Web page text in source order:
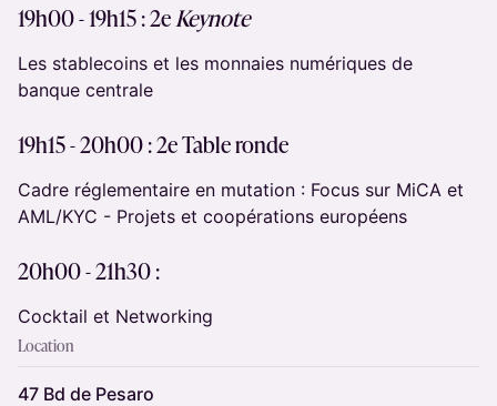
19h00 - 19h15 : 2eKeynote
Les stablecoins et les monnaies numériques de
banque centrale
19h15 - 20h00 : 2e Table ronde
Cadre réglementaire en mutation : Focus sur MiCA et
AML/KYC - Projets et coopérations européens
20h00 - 21h30 :
Cocktail et Networking
Location
47 Bd de Pesaro